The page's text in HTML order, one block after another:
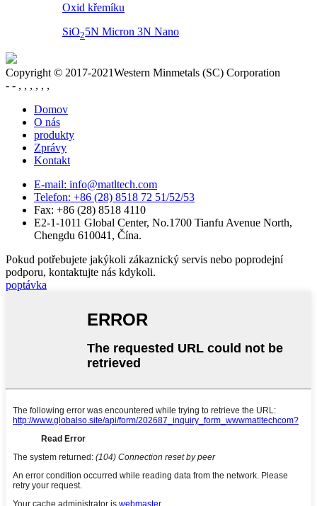
Oxid křemíku
SiO25N Micron 3N Nano
Copyright © 2017-2021Western Minmetals (SC) Corporation
- - , , , , , ,
Domov
O nás
produkty
Zprávy
Kontakt
E-mail: info@matltech.com
Telefon: +86 (28) 8518 72 51/52/53
Fax: +86 (28) 8518 4110
E2-1-1011 Global Center, No.1700 Tianfu Avenue North,
Chengdu 610041, Čína.
Pokud potřebujete jakýkoli zákaznický servis nebo poprodejní
podporu, kontaktujte nás kdykoli.
poptávka